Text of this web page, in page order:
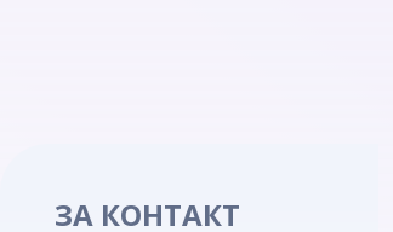
ЗА КОНТАКТ